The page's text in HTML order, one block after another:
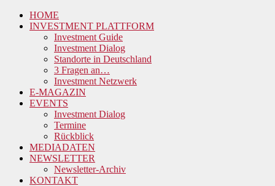
HOME
INVESTMENT PLATTFORM
Investment Guide
Investment Dialog
Standorte in Deutschland
3 Fragen an…
Investment Netzwerk
E-MAGAZIN
EVENTS
Investment Dialog
Termine
Rückblick
MEDIADATEN
NEWSLETTER
Newsletter-Archiv
KONTAKT